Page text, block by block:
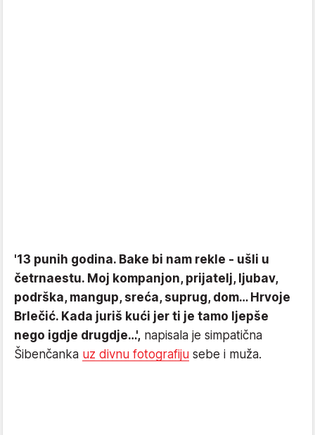
'13 punih godina. Bake bi nam rekle - ušli u
četrnaestu. Moj kompanjon, prijatelj, ljubav,
podrška, mangup, sreća, suprug, dom… Hrvoje
Brlečić. Kada juriš kući jer ti je tamo ljepše
nego igdje drugdje…', napisala je simpatična
Šibenčanka uz divnu fotografiju sebe i muža.